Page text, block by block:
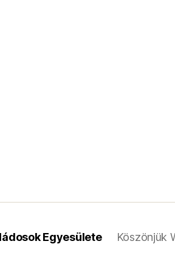
Egyesülete Köszönjük